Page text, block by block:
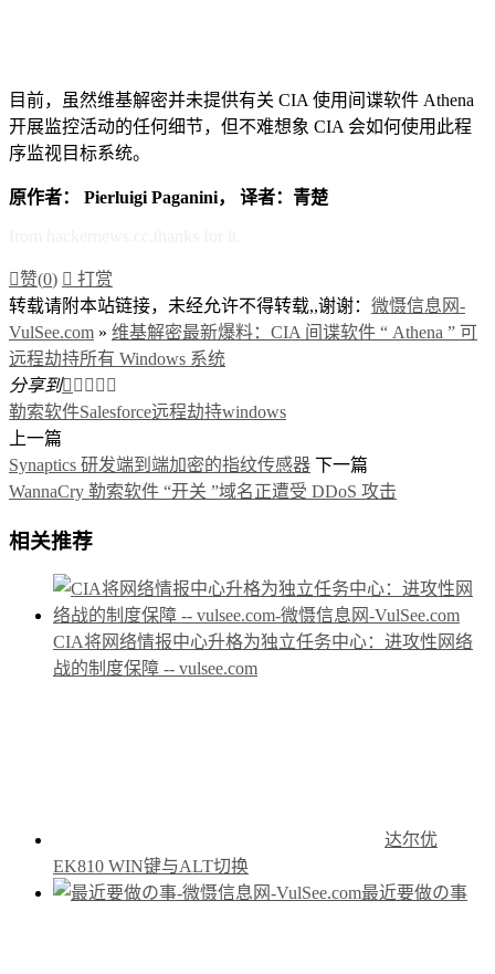
目前，虽然维基解密并未提供有关 CIA 使用间谍软件 Athena
开展监控活动的任何细节，但不难想象 CIA 会如何使用此程
序监视目标系统。
原作者： Pierluigi Paganini， 译者：青楚
赞(0)  打赏
转载请附本站链接，未经允许不得转载,,谢谢： 微慑信息网-
VulSee.com » 维基解密最新爆料：CIA 间谍软件 “ Athena ” 可
远程劫持所有 Windows 系统
分享到    
勒索软件Salesforce远程劫持windows
上一篇
Synaptics 研发端到端加密的指纹传感器 下一篇
WannaCry 勒索软件 “开关 ”域名正遭受 DDoS 攻击
相关推荐
CIA将网络情报中心升格为独立任务中心：进攻性网络
战的制度保障 -- vulsee.com
达尔优
EK810 WIN键与ALT切换
最近要做の事